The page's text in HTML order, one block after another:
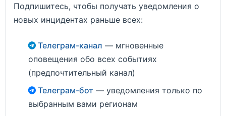
Подпишитесь, чтобы получать уведомления о
новых инцидентах раньше всех:
Телеграм-канал — мгновенные
оповещения обо всех событиях
(предпочтительный канал)
Телеграм-бот — уведомления только по
выбранным вами регионам